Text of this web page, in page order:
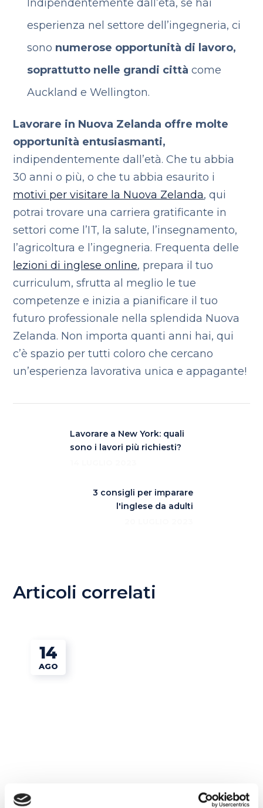
Indipendentemente dall’età, se hai
esperienza nel settore dell’ingegneria, ci
sono numerose opportunità di lavoro,
soprattutto nelle grandi città come
Auckland e Wellington.
Lavorare in Nuova Zelanda offre molte
opportunità entusiasmanti,
indipendentemente dall’età. Che tu abbia
30 anni o più, o che tu abbia esaurito i
motivi per visitare la Nuova Zelanda, qui
potrai trovare una carriera gratificante in
settori come l’IT, la salute, l’insegnamento,
l’agricoltura e l’ingegneria. Frequenta delle
lezioni di inglese online, prepara il tuo
curriculum, sfrutta al meglio le tue
competenze e inizia a pianificare il tuo
futuro professionale nella splendida Nuova
Zelanda. Non importa quanti anni hai, qui
c’è spazio per tutti coloro che cercano
un’esperienza lavorativa unica e appagante!
Lavorare a New York: quali
sono i lavori più richiesti?
3 consigli per imparare
l'inglese da adulti
Articoli correlati
14
AGO